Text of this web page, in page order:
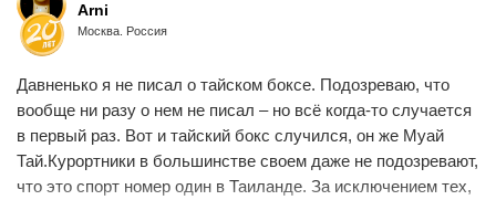
Arni
Москва. Россия
Давненько я не писал о тайском боксе. Подозреваю, что
вообще ни разу о нем не писал – но всё когда-то случается
в первый раз. Вот и тайский бокс случился, он же Муай
Тай.Курортники в большинстве своем даже не подозревают,
что это спорт номер один в Таиланде. За исключением тех,